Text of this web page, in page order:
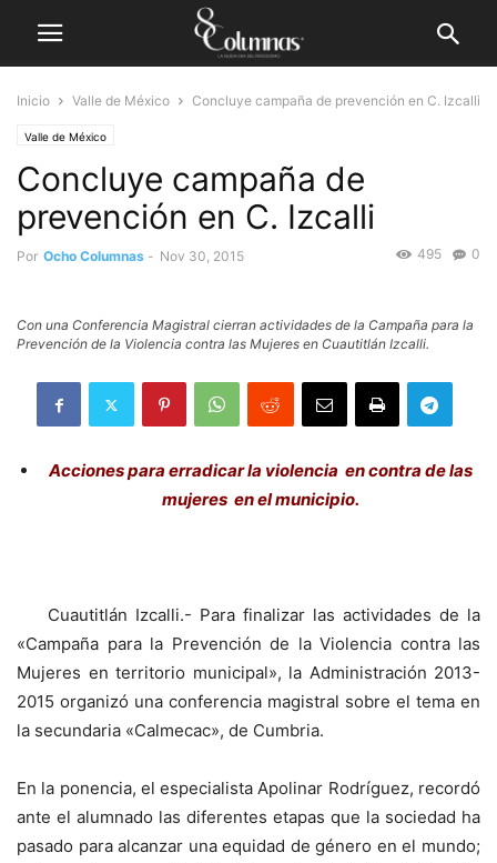
Inicio Valle de México Concluye campaña de prevención en C. Izcalli
Valle de México
Concluye campaña de
prevención en C. Izcalli
Por Ocho Columnas - Nov 30, 2015 0
495
Con una Conferencia Magistral cierran actividades de la Campaña para la
Prevención de la Violencia contra las Mujeres en Cuautitlán Izcalli.
Acciones para erradicar la violencia en contra de las
mujeres en el municipio.
Cuautitlán Izcalli.- Para finalizar las actividades de la
«Campaña para la Prevención de la Violencia contra las
Mujeres en territorio municipal», la Administración 2013-
2015 organizó una conferencia magistral sobre el tema en
la secundaria «Calmecac», de Cumbria.
En la ponencia, el especialista Apolinar Rodríguez, recordó
ante el alumnado las diferentes etapas que la sociedad ha
pasado para alcanzar una equidad de género en el mundo;